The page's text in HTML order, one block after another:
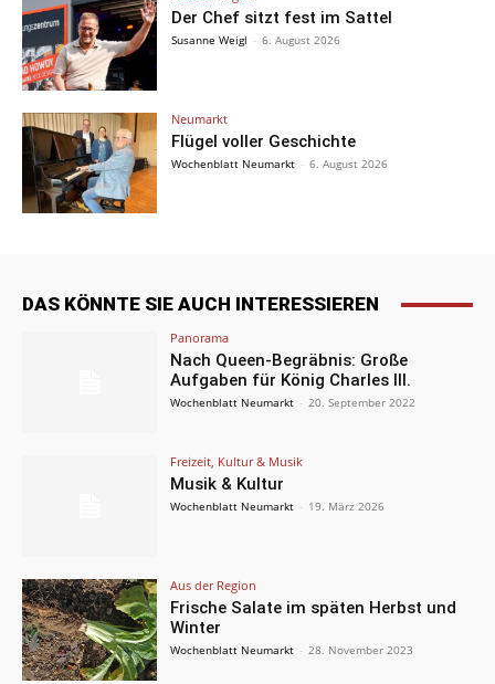
Der Chef sitzt fest im Sattel
Susanne Weigl - 6. August 2026
Neumarkt
Flügel voller Geschichte
Wochenblatt Neumarkt - 6. August 2026
DAS KÖNNTE SIE AUCH INTERESSIEREN
Panorama
Nach Queen-Begräbnis: Große
Aufgaben für König Charles III.
Wochenblatt Neumarkt - 20. September 2022
Freizeit, Kultur & Musik
Musik & Kultur
Wochenblatt Neumarkt - 19. März 2026
Aus der Region
Frische Salate im späten Herbst und
Winter
Wochenblatt Neumarkt - 28. November 2023